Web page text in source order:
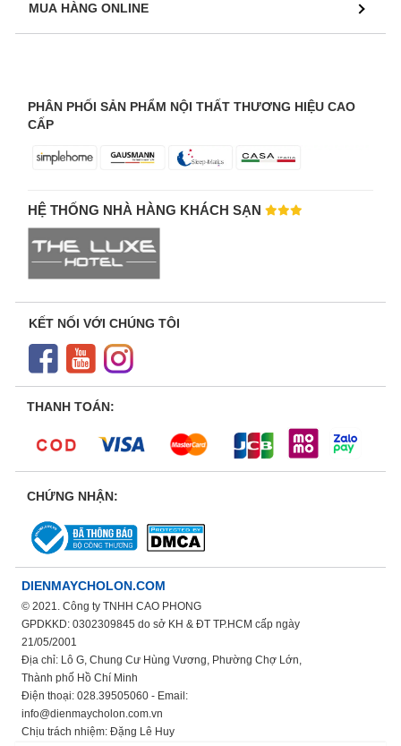
MUA HÀNG ONLINE
PHÂN PHỐI SẢN PHẨM NỘI THẤT THƯƠNG HIỆU CAO
CẤP
HỆ THỐNG NHÀ HÀNG KHÁCH SẠN
KẾT NỐI VỚI CHÚNG TÔI
THANH TOÁN:
CHỨNG NHẬN:
DIENMAYCHOLON.COM
© 2021. Công ty TNHH CAO PHONG
GPDKKD: 0302309845 do sở KH & ĐT TP.HCM cấp ngày
21/05/2001
Địa chỉ: Lô G, Chung Cư Hùng Vương, Phường Chợ Lớn,
Thành phố Hồ Chí Minh
Điện thoại: 028.39505060 - Email:
info@dienmaycholon.com.vn
Chịu trách nhiệm: Đặng Lê Huy